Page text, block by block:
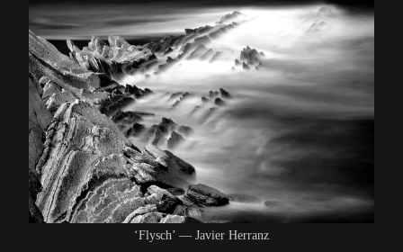
‘Flysch’ — Javier Herranz